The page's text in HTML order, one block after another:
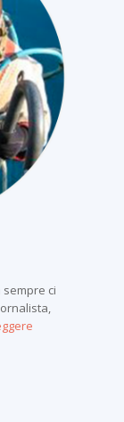
ci